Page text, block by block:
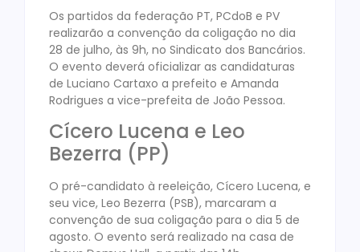
Os partidos da federação PT, PCdoB e PV
realizarão a convenção da coligação no dia
28 de julho, às 9h, no Sindicato dos Bancários.
O evento deverá oficializar as candidaturas
de Luciano Cartaxo a prefeito e Amanda
Rodrigues a vice-prefeita de João Pessoa.
Cícero Lucena e Leo
Bezerra (PP)
O pré-candidato à reeleição, Cícero Lucena, e
seu vice, Leo Bezerra (PSB), marcaram a
convenção de sua coligação para o dia 5 de
agosto. O evento será realizado na casa de